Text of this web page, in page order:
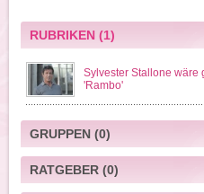
RUBRIKEN(1)
Sylvester Stallone wäre
'Rambo'
GRUPPEN(0)
RATGEBER(0)